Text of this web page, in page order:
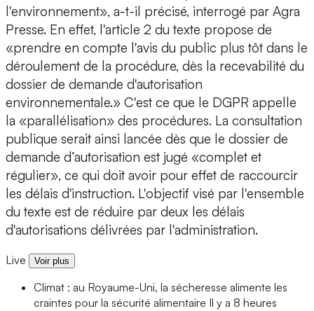
l'environnement», a-t-il précisé, interrogé par Agra
Presse. En effet, l'article 2 du texte propose de
«prendre en compte l'avis du public plus tôt dans le
déroulement de la procédure, dès la recevabilité du
dossier de demande d'autorisation
environnementale.» C'est ce que le DGPR appelle
la «parallélisation» des procédures. La consultation
publique serait ainsi lancée dès que le dossier de
demande d’autorisation est jugé «complet et
régulier», ce qui doit avoir pour effet de raccourcir
les délais d'instruction. L'objectif visé par l'ensemble
du texte est de réduire par deux les délais
d'autorisations délivrées par l'administration.
Live Voir plus
Climat : au Royaume-Uni, la sécheresse alimente les
craintes pour la sécurité alimentaire Il y a 8 heures